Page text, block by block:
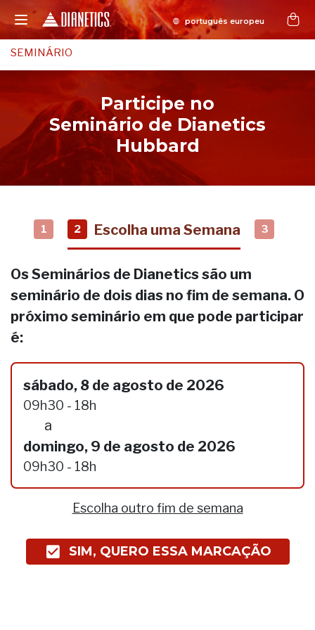
SEMINÁRIO
Participe no
Seminário de Dianetics
Hubbard
1 2 Escolha uma Semana 3
Os Seminários de Dianetics são um
seminário de dois dias no fim de semana. O
próximo seminário em que pode participar
é:
sábado, 8 de agosto de 2026
09h30 - 18h
a
domingo, 9 de agosto de 2026
09h30 - 18h
Escolha outro fim de semana
SIM, QUERO ESSA MARCAÇÃO